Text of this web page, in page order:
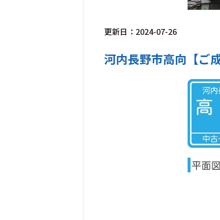
更新日：2024-07-26
河内長野市高向【ご